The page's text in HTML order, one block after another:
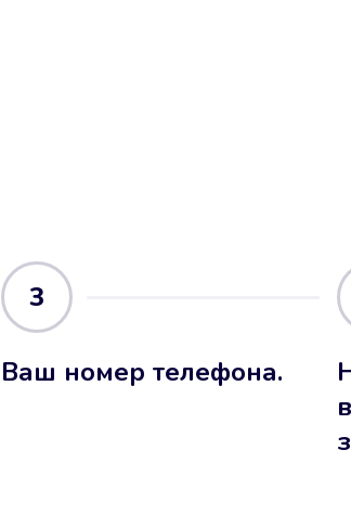
3
Ваш номер телефона.